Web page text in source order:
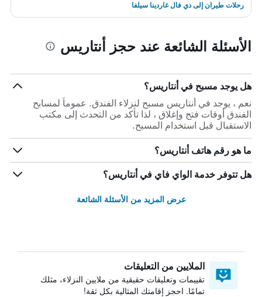
رحلات طيران إلى دي فال غاردينا سيلفا
الأسئلة الشائعة عند حجز أنتاريس
هل يوجد مسبح في أنتاريس؟
نعم ، يوجد في أنتاريس مسبح لنزلاء الفندق. عموماً لمسابح
الفندق أوقات فتح وإغلاق ، لذا تأكد من التحدث إلى مكتب
الاستقبال قبل استخدام المسبح.
ما هو رقم هاتف أنتاريس؟
هل تتوفر خدمة الواي فاي في أنتاريس؟
عرض المزيد من الأسئلة الشائعة
الملايين من التعليقات
تقييمات وتعليقات حقيقية من ملايين النزلاء، مثلك
تمامًا. احجز إقامتك المثالية بكل ثقة!